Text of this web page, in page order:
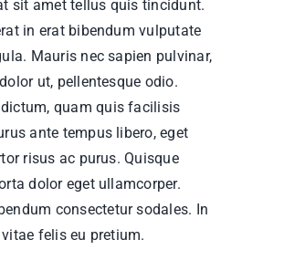
sit amet tellus quis tincidunt.
in erat bibendum vulputate
Mauris nec sapien pulvinar,
ut, pellentesque odio.
quam quis facilisis
ante tempus libero, eget
risus ac purus. Quisque
dolor eget ullamcorper.
consectetur sodales. In
felis eu pretium.